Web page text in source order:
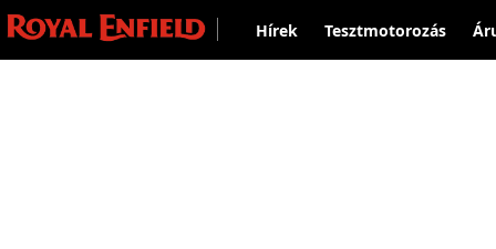
Hírek Tesztmotorozás